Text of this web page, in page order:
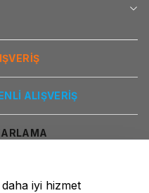
ALIŞVERİŞ
iyi hizmet